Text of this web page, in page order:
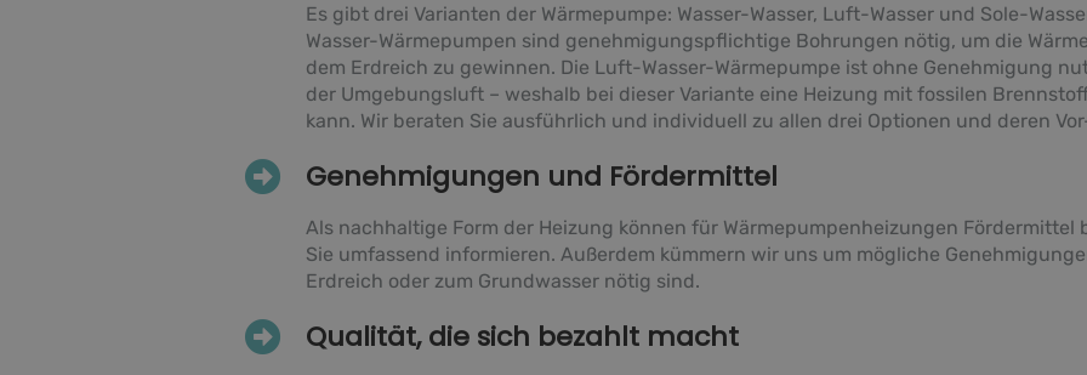
Es gibt drei Varianten der Wärmepumpe: Wasser-Wasser, Luft-Wasser und Sole-
Wasser-Wärmepumpen sind genehmigungspflichtige Bohrungen nötig, um die
dem Erdreich zu gewinnen. Die Luft-Wasser-Wärmepumpe ist ohne Genehmigung
der Umgebungsluft – weshalb bei dieser Variante eine Heizung mit fossilen
kann. Wir beraten Sie ausführlich und individuell zu allen drei Optionen und deren
Genehmigungen und Fördermittel
Als nachhaltige Form der Heizung können für Wärmepumpenheizungen
Sie umfassend informieren. Außerdem kümmern wir uns um mögliche
Erdreich oder zum Grundwasser nötig sind.
Qualität, die sich bezahlt macht